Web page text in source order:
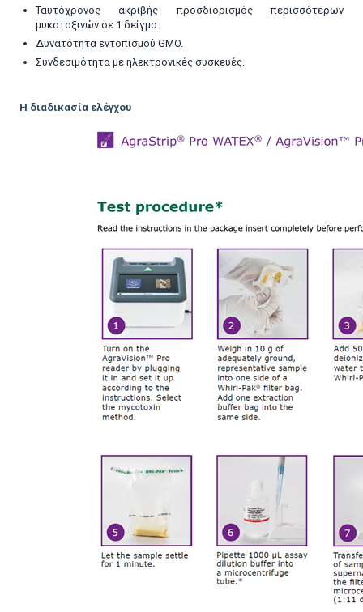
Ταυτόχρονος ακριβής προσδιορισμός περισσότερων
μυκοτοξινών σε 1 δείγμα.
Δυνατότητα εντοπισμού GMO.
Συνδεσιμότητα με ηλεκτρονικές συσκευές.
Η διαδικασία ελέγχου